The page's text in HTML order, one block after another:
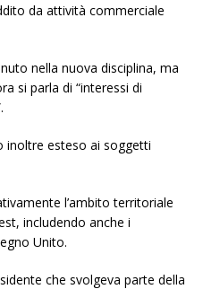
da attività commerciale
nella nuova disciplina, ma
si parla di “interessi di
inoltre esteso ai soggetti
l’ambito territoriale
includendo anche i
Unito.
che svolgeva parte della